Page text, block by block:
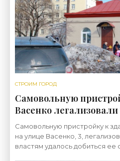
СТРОИМ ГОРОД
Самовольную
Васенко легализовали
«Свежие новости
Самовольную пристройку к
на улице Васенко, 3,
властям удалось добиться